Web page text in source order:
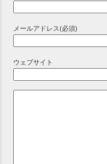
メールアドレス(必須)
ウェブサイト